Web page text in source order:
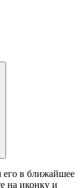
в ближайшее
на иконку и